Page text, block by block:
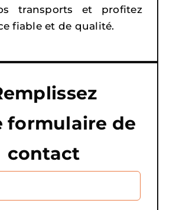
transports et profitez
fiable et de qualité.
formulaire de
contact